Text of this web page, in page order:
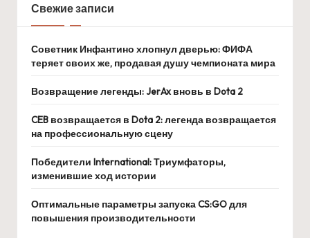
Свежие записи
Советник Инфантино хлопнул дверью: ФИФА
теряет своих же, продавая душу чемпионата мира
Возвращение легенды: JerAx вновь в Dota 2
CEB возвращается в Dota 2: легенда возвращается
на профессиональную сцену
Победители International: Триумфаторы,
изменившие ход истории
Оптимальные параметры запуска CS:GO для
повышения производительности